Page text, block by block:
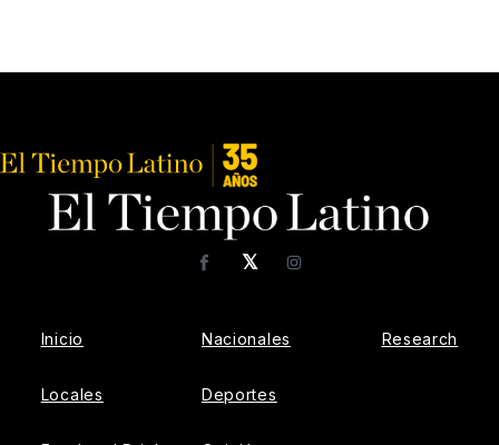
𝕏
FacebookInstagram
Inicio
Locales
Nacionales
Deportes
Research